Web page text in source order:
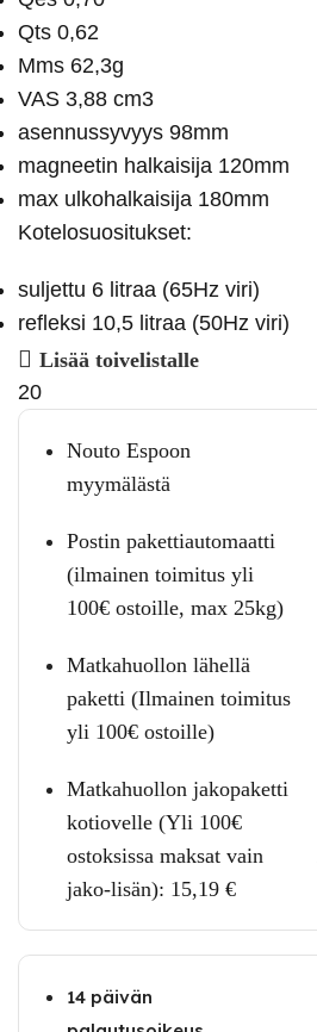
Qts 0,62
Mms 62,3g
VAS 3,88 cm3
asennussyvyys 98mm
magneetin halkaisija 120mm
max ulkohalkaisija 180mm
Kotelosuositukset:
suljettu 6 litraa (65Hz viri)
refleksi 10,5 litraa (50Hz viri)
Lisää toivelistalle
20
Nouto Espoon
myymälästä
Postin pakettiautomaatti
(ilmainen toimitus yli
100€ ostoille, max 25kg)
Matkahuollon lähellä
paketti (Ilmainen toimitus
yli 100€ ostoille)
Matkahuollon jakopaketti
kotiovelle (Yli 100€
ostoksissa maksat vain
jako-lisän): 15,19 €
14 päivän